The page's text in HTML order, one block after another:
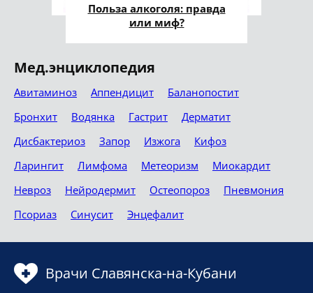
Польза алкоголя: правда
или миф?
Мед.энциклопедия
Авитаминоз Аппендицит
Баланопостит
Бронхит
Водянка Гастрит
Дерматит
Дисбактериоз
Запор Изжога
Кифоз
Ларингит
Лимфома Метеоризм
Миокардит
Невроз
Нейродермит Остеопороз
Пневмония
Псориаз
Синусит Энцефалит
Врачи Славянска-на-Кубани